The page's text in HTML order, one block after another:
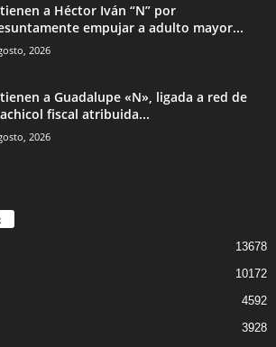
a Héctor Iván “N” por
empujar a adulto mayor...
2026
a Guadalupe «N», ligada a red de
fiscal atribuida...
2026
13678
10172
4592
3928